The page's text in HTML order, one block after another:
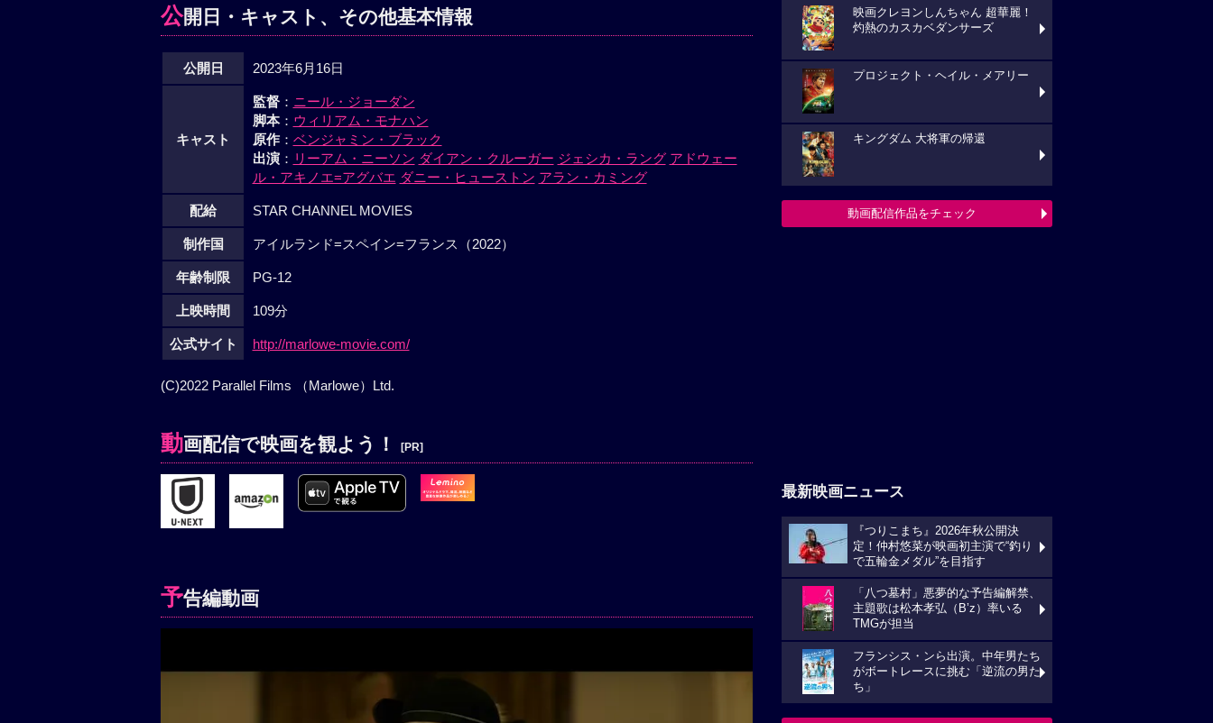
公開日・キャスト、その他基本情報
公開日 2023年6月16日
キャスト
監督： ニール・ジョーダン
脚本： ウィリアム・モナハン
原作： ベンジャミン・ブラック
出演： リーアム・ニーソン ダイアン・クルーガー ジェシカ・ラング アドウェー
ル・アキノエ=アグバエ ダニー・ヒューストン アラン・カミング
配給 STAR CHANNEL MOVIES
制作国 アイルランド=スペイン=フランス（2022）
年齢制限 PG-12
上映時間 109分
公式サイト http://marlowe-movie.com/
(C)2022 Parallel Films （Marlowe）Ltd.
動画配信で映画を観よう！ [PR]
予告編動画
映画クレヨンしんちゃん 超華麗！
灼熱のカスカベダンサーズ
プロジェクト・ヘイル・メアリー
キングダム 大将軍の帰還
動画配信作品をチェック
最新映画ニュース
『つりこまち』2026年秋公開決
定！仲村悠菜が映画初主演で“釣り
で五輪金メダル”を目指す
「八つ墓村」悪夢的な予告編解禁、
主題歌は松本孝弘（B’z）率いる
TMGが担当
フランシス・ンら出演。中年男たち
がボートレースに挑む「逆流の男た
ち」